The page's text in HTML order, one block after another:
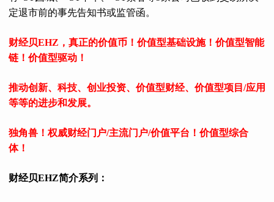
定退市前的事先告知书或监管函。
财经贝EHZ，真正的价值币！价值型基础设施！价值型智能
链！价值型驱动！
推动创新、科技、创业投资、价值型财经、价值型项目/应用
等等的进步和发展。
独角兽！权威财经门户/主流门户/价值平台！价值型综合
体！
财经贝EHZ简介系列：